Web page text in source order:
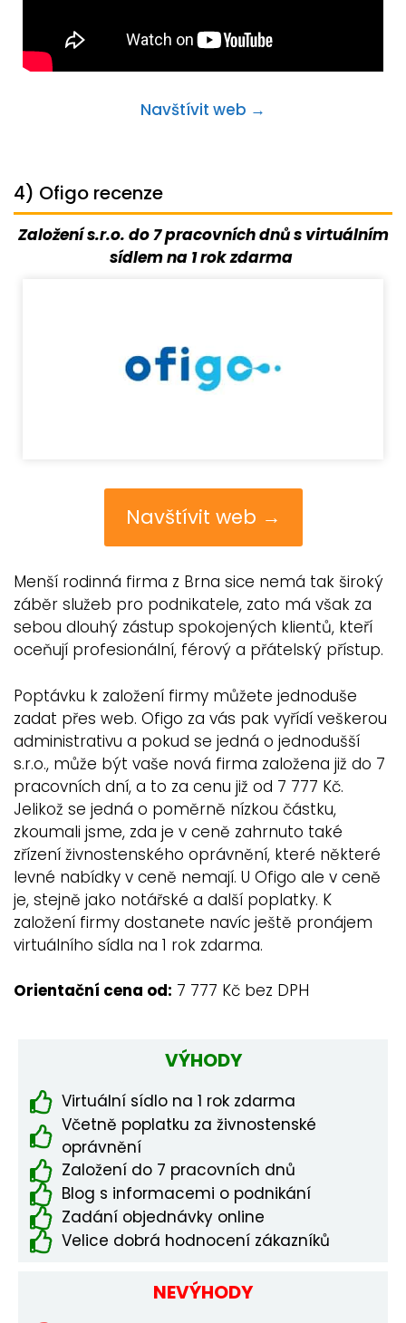
Navštívit web →
4) Ofigo recenze
Založení s.r.o. do 7 pracovních dnů s virtuálním
sídlem na 1 rok zdarma
Navštívit web →
Menší rodinná firma z Brna sice nemá tak široký
záběr služeb pro podnikatele, zato má však za
sebou dlouhý zástup spokojených klientů, kteří
oceňují profesionální, férový a přátelský přístup.
Poptávku k založení firmy můžete jednoduše
zadat přes web. Ofigo za vás pak vyřídí veškerou
administrativu a pokud se jedná o jednodušší
s.r.o., může být vaše nová firma založena již do 7
pracovních dní, a to za cenu již od 7 777 Kč.
Jelikož se jedná o poměrně nízkou částku,
zkoumali jsme, zda je v ceně zahrnuto také
zřízení živnostenského oprávnění, které některé
levné nabídky v ceně nemají. U Ofigo ale v ceně
je, stejně jako notářské a další poplatky. K
založení firmy dostanete navíc ještě pronájem
virtuálního sídla na 1 rok zdarma.
Orientační cena od: 7 777 Kč bez DPH
VÝHODY
Virtuální sídlo na 1 rok zdarma
Včetně poplatku za živnostenské
oprávnění
Založení do 7 pracovních dnů
Blog s informacemi o podnikání
Zadání objednávky online
Velice dobrá hodnocení zákazníků
NEVÝHODY